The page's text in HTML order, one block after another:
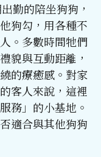
勤的陪坐狗狗，
狗勾，用各種不
。多數時間牠們
貌與互動距離，
的療癒感。對家
客人來說，這裡
務」的小基地。
適合與其他狗狗